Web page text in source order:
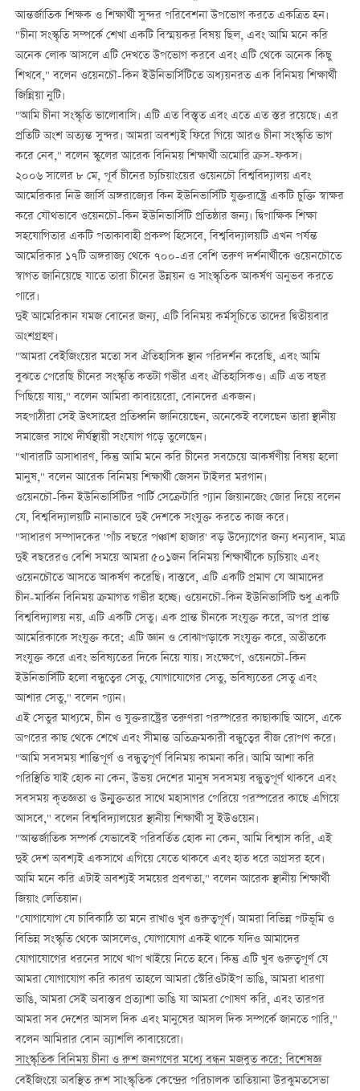
আন্তর্জাতিক শিক্ষক ও শিক্ষার্থী সুন্দর পরিবেশনা উপভোগ করতে একত্রিত হন।
"চীনা সংস্কৃতি সম্পর্কে শেখা একটি বিস্ময়কর বিষয় ছিল, এবং আমি মনে করি
অনেক লোক আসলে এটি দেখতে উপভোগ করবে এবং এটি থেকে অনেক কিছু
শিখবে," বলেন ওয়েনচৌ-কিন ইউনিভার্সিটিতে অধ্যয়নরত এক বিনিময় শিক্ষার্থী
জিন্নিয়া নুটি।
"আমি চীনা সংস্কৃতি ভালোবাসি। এটি এত বিস্তৃত এবং এতে এত স্তর রয়েছে। এর
প্রতিটি অংশ অত্যন্ত সুন্দর। আমরা অবশ্যই ফিরে গিয়ে আরও চীনা সংস্কৃতি ভাগ
করে নেব," বলেন স্কুলের আরেক বিনিময় শিক্ষার্থী অমোরি ক্রস-ফকস।
২০০৬ সালের ৮ মে, পূর্ব চীনের চ্যচিয়াংয়ের ওয়েনচৌ বিশ্ববিদ্যালয় এবং
আমেরিকার নিউ জার্সি অঙ্গরাজ্যের কিন ইউনিভার্সিটি যুক্তরাষ্ট্রে একটি চুক্তি স্বাক্ষর
করে যৌথভাবে ওয়েনচৌ-কিন ইউনিভার্সিটি প্রতিষ্ঠার জন্য। দ্বিপাক্ষিক শিক্ষা
সহযোগিতার একটি পতাকাবাহী প্রকল্প হিসেবে, বিশ্ববিদ্যালয়টি এখন পর্যন্ত
আমেরিকার ১৭টি অঙ্গরাজ্য থেকে ৭০০-এর বেশি তরুণ দর্শনার্থীকে ওয়েনচৌতে
স্বাগত জানিয়েছে যাতে তারা চীনের উন্নয়ন ও সাংস্কৃতিক আকর্ষণ অনুভব করতে
পারে।
দুই আমেরিকান যমজ বোনের জন্য, এটি বিনিময় কর্মসূচিতে তাদের দ্বিতীয়বার
অংশগ্রহণ।
"আমরা বেইজিংয়ের মতো সব ঐতিহাসিক স্থান পরিদর্শন করেছি, এবং আমি
বুঝতে পেরেছি চীনের সংস্কৃতি কতটা গভীর এবং ঐতিহাসিকও। এটি এত বছর
পিছিয়ে যায়," বলেন আমিরা কাবায়েরো, বোনদের একজন।
সহপাঠীরা সেই উত্সাহের প্রতিধ্বনি জানিয়েছেন, অনেকেই বলেছেন তারা স্থানীয়
সমাজের সাথে দীর্ঘস্থায়ী সংযোগ গড়ে তুলেছেন।
"খাবারটি অসাধারণ, কিন্তু আমি মনে করি চীনের সবচেয়ে আকর্ষণীয় বিষয় হলো
মানুষ," বলেন আরেক বিনিময় শিক্ষার্থী জেসন টাইলর মরগান।
ওয়েনচৌ-কিন ইউনিভার্সিটির পার্টি সেক্রেটারি প্যান জিয়ানজেং জোর দিয়ে বলেন
যে, বিশ্ববিদ্যালয়টি নানাভাবে দুই দেশকে সংযুক্ত করতে কাজ করে।
"সাধারণ সম্পাদকের 'পাঁচ বছরে পঞ্চাশ হাজার' বড় উদ্যোগের জন্য ধন্যবাদ, মাত্র
দুই বছরেরও বেশি সময়ে আমরা ৫০১জন বিনিময় শিক্ষার্থীকে চ্যচিয়াং এবং
ওয়েনচৌতে আসতে আকর্ষণ করেছি। বাস্তবে, এটি একটি প্রমাণ যে আমাদের
চীন-মার্কিন বিনিময় ক্রমাগত গভীর হচ্ছে। ওয়েনচৌ-কিন ইউনিভার্সিটি শুধু একটি
বিশ্ববিদ্যালয় নয়, এটি একটি সেতু। এক প্রান্ত চীনকে সংযুক্ত করে, অপর প্রান্ত
আমেরিকাকে সংযুক্ত করে; এটি জ্ঞান ও বোঝাপড়াকে সংযুক্ত করে, অতীতকে
সংযুক্ত করে এবং ভবিষ্যতের দিকে নিয়ে যায়। সংক্ষেপে, ওয়েনচৌ-কিন
ইউনিভার্সিটি হলো বন্ধুত্বের সেতু, যোগাযোগের সেতু, ভবিষ্যতের সেতু এবং
আশার সেতু," বলেন প্যান।
এই সেতুর মাধ্যমে, চীন ও যুক্তরাষ্ট্রের তরুণরা পরস্পরের কাছাকাছি আসে, একে
অপরের কাছ থেকে শেখে এবং সীমান্ত অতিক্রমকারী বন্ধুত্বের বীজ রোপণ করে।
"আমি সবসময় শান্তিপূর্ণ ও বন্ধুত্বপূর্ণ বিনিময় কামনা করি। আমি আশা করি
পরিস্থিতি যাই হোক না কেন, উভয় দেশের মানুষ সবসময় বন্ধুত্বপূর্ণ থাকবে এবং
সবসময় কৃতজ্ঞতা ও উন্মুক্ততার সাথে মহাসাগর পেরিয়ে পরস্পরের কাছে এগিয়ে
আসবে," বলেন বিশ্ববিদ্যালয়ের স্থানীয় শিক্ষার্থী সু ইউওয়েন।
"আন্তর্জাতিক সম্পর্ক যেভাবেই পরিবর্তিত হোক না কেন, আমি বিশ্বাস করি, এই
দুই দেশ অবশ্যই একসাথে এগিয়ে যেতে থাকবে এবং হাত ধরে অগ্রসর হবে।
আমি মনে করি এটাই অবশ্যই সময়ের প্রবণতা," বলেন আরেক স্থানীয় শিক্ষার্থী
জিয়াং লেতিয়ান।
"যোগাযোগ যে চাবিকাঠি তা মনে রাখাও খুব গুরুত্বপূর্ণ। আমরা বিভিন্ন পটভূমি ও
বিভিন্ন সংস্কৃতি থেকে আসলেও, যোগাযোগ একই থাকে যদিও আমাদের
যোগাযোগের ধরনের সাথে খাপ খাইয়ে নিতে হবে। কিন্তু এটি খুব গুরুত্বপূর্ণ যে
আমরা যোগাযোগ করি কারণ তাহলে আমরা স্টেরিওটাইপ ভাঙি, আমরা ধারণা
ভাঙি, আমরা সেই অবাস্তব প্রত্যাশা ভাঙি যা আমরা পোষণ করি, এবং তারপর
আমরা সব দেশের আসল দিক এবং মানুষের আসল দিক সম্পর্কে জানতে পারি,"
বলেন আমিরার বোন অ্যাশলি কাবায়েরো।
সাংস্কৃতিকবিনিময়চীনাওরুশজনগণেরমধ্যেবন্ধনমজবুতকরে:বিশেষজ্ঞ
বেইজিংয়ে অবস্থিত রুশ সাংস্কৃতিক কেন্দ্রের পরিচালক তাতিয়ানা উরঝুমতসেভা